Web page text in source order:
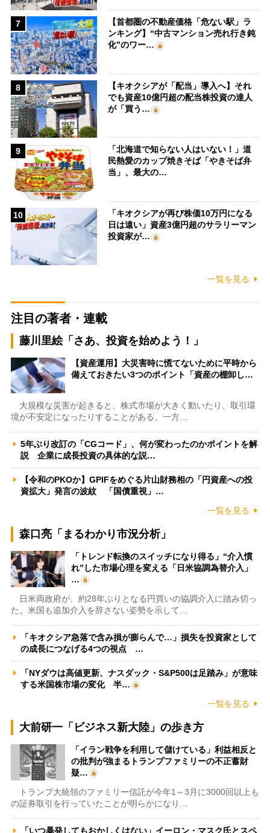
7
【首都圏の不動産価格「危ない駅」ラ
ンキング】“中古マンション売れ行き鈍
化”のワー…
8
【キオクシアが「配当」導入へ】それ
でも資産10億円超の配当株投資の達人
が「買う…
9
「北海道で知らない人はいない！」道
民熱愛のカップ焼きそば「やきそば弁
当」、最大の…
10
「キオクシアが再び株価10万円になる
日は遠い」資産3億円超のサラリーマン
投資家が…
一覧を見る
注目の著者・連載
藤川里絵「さあ、投資を始めよう！」
【資産運用】大災害時に慌てないために平時から
備えておきたい3つのポイント「資産の棚卸し…
大規模な災害が起きると、株式市場が大きく動いたり、取引環
境が不安定になったりすることがある。一方…
5年ぶり改訂の「CGコード」、何が変わったのかポイントを解
説 企業に成長投資の具体的な説…
【令和のPKOか】GPIFをめぐる片山財務相の「円資産への投
資拡大」発言の波紋 「国債重視」…
一覧を見る
森口亮「まるわかり市況分析」
「トレンド転換のスイッチになり得る」“介入慣
れ”した市場心理を変える「日米協調為替介入」
…
日米両政府が、約28年ぶりとなる円買いの協調介入に踏み切っ
た。米国も追加介入を辞さない姿勢を示して…
「キオクシア急落で含み損が膨らんで…」損失を投資家として
の成長につなげる4つの視点 …
「NYダウは高値更新、ナスダック・S&P500は足踏み」が意味
する米国株市場の変化 半…
一覧を見る
大前研一「ビジネス新大陸」の歩き方
「イラン戦争を利用して儲けている」利益相反と
の批判が強まるトランプファミリーの不正蓄財
疑…
トランプ大統領のファミリー信託が今年1～3月に3000回以上も
の証券取引を行っていたことが明らかになり…
「いつ暴発してもおかしくはない」イーロン・マスク氏とスペ